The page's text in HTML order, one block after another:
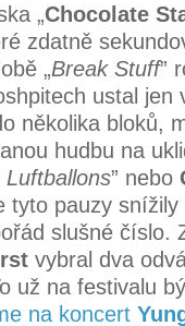
„Chocolate
zdatně
„Break Stuff”
ustal jen
několika bloků,
hudbu na
Luftballons” nebo
tyto pauzy
slušné číslo.
vybral dva
už na festivalu
na koncert